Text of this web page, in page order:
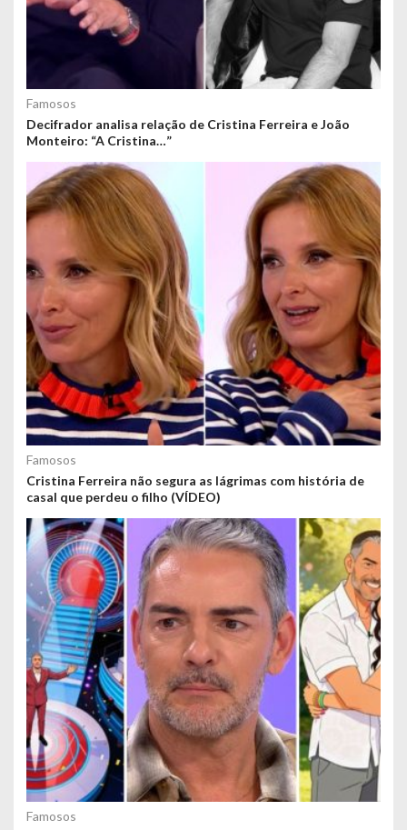
Famosos
Decifrador analisa relação de Cristina Ferreira e João
Monteiro: “A Cristina…”
Famosos
Cristina Ferreira não segura as lágrimas com história de
casal que perdeu o filho (VÍDEO)
Famosos